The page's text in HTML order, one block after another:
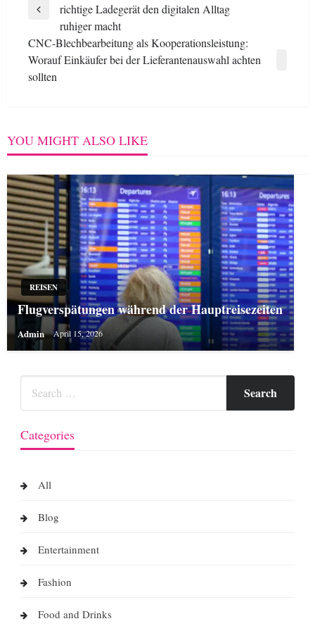
navigation
Previousrichtige Ladegerät den digitalen Alltag
ruhiger macht
Next
Post
CNC-Blechbearbeitung als Kooperationsleistung:
Worauf Einkäufer bei der Lieferantenauswahl achten
sollten
YOU MIGHT ALSO LIKE
REISEN
Flugverspätungen während der Hauptreisezeiten
Admin April 15, 2026
Categories
All
Blog
Entertainment
Fashion
Food and Drinks